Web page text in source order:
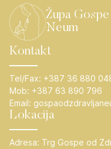
Župa
Neum
Kontakt
Tel/Fax: +387 36 880
Mob: +387 63 890 796
Email:
Lokacija
Adresa: Trg Gospe od